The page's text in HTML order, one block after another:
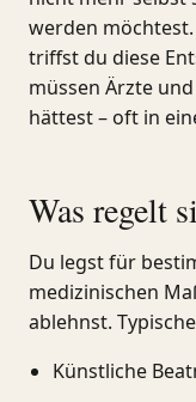
werden
triffst du diese
müssen Ärzte
hättest – oft in
Was regelt
Du legst für
medizinischen
ablehnst.
Künstliche